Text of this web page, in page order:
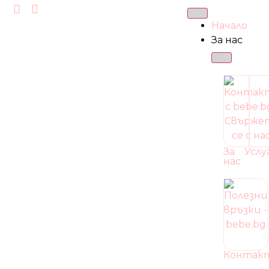
Начало
За нас
За
нас